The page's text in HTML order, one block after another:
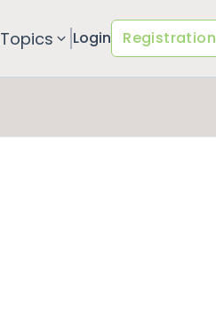
Topics Login Registration